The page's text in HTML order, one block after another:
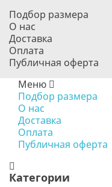
Подбор размера
О нас
Доставка
Оплата
Публичная оферта
Меню
Подбор размера
О нас
Доставка
Оплата
Публичная оферта
Категории